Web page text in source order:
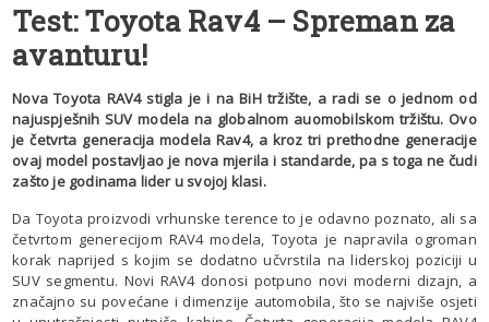
Test: Toyota Rav4 – Spreman za
avanturu!
Nova Toyota RAV4 stigla je i na BiH tržište, a radi se o jednom od
najuspješnih SUV modela na globalnom auomobilskom tržištu. Ovo
je četvrta generacija modela Rav4, a kroz tri prethodne generacije
ovaj model postavljao je nova mjerila i standarde, pa s toga ne čudi
zašto je godinama lider u svojoj klasi.
Da Toyota proizvodi vrhunske terence to je odavno poznato, ali sa
četvrtom generecijom RAV4 modela, Toyota je napravila ogroman
korak naprijed s kojim se dodatno učvrstila na liderskoj poziciji u
SUV segmentu. Novi RAV4 donosi potpuno novi moderni dizajn, a
značajno su povećane i dimenzije automobila, što se najviše osjeti